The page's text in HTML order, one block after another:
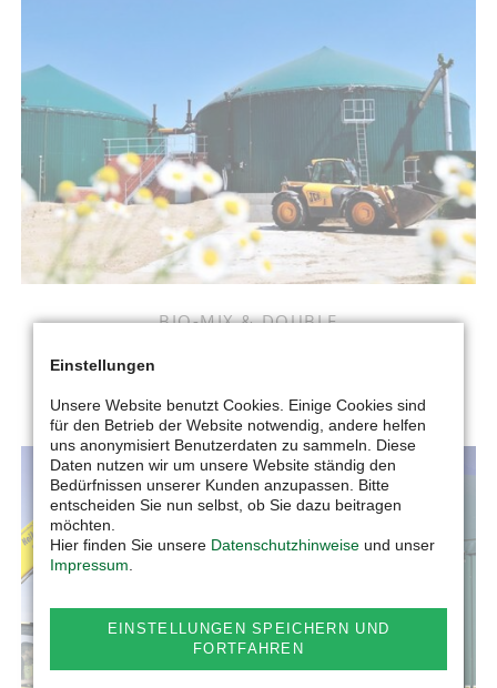
BIO-MIX & DOUBLE
Einstellungen
Unsere Website benutzt Cookies. Einige Cookies sind
für den Betrieb der Website notwendig, andere helfen
uns anonymisiert Benutzerdaten zu sammeln. Diese
Daten nutzen wir um unsere Website ständig den
Bedürfnissen unserer Kunden anzupassen. Bitte
entscheiden Sie nun selbst, ob Sie dazu beitragen
möchten.
Hier finden Sie unsere Datenschutzhinweise und unser
Impressum
EINSTELLUNGEN SPEICHERN UND
FORTFAHREN